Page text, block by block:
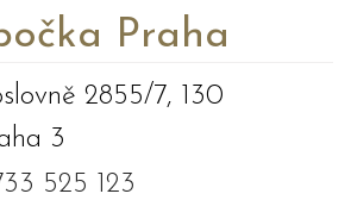
Praha
2855/7, 130
3
525 123